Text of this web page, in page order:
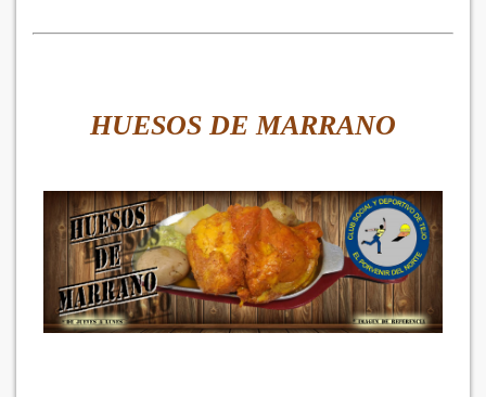
HUESOS DE MARRANO